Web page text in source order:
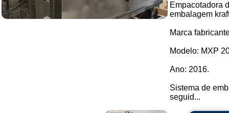
Empacotadora
embalagem
Marca
Modelo: MXP
Ano: 2016.
Sistema de
seguid...